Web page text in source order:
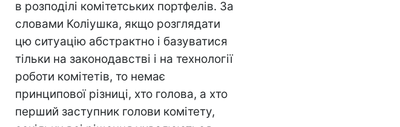
в розподілі комітетських портфелів. За
словами Коліушка, якщо розглядати
цю ситуацію абстрактно і базуватися
тільки на законодавстві і на технології
роботи комітетів, то немає
принципової різниці, хто голова, а хто
перший заступник голови комітету,